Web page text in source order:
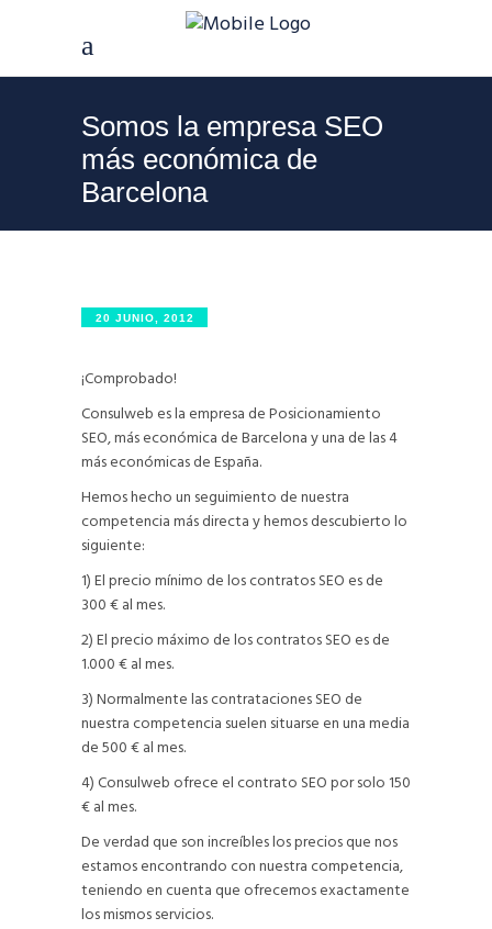
Somos la empresa SEO
más económica de
Barcelona
20 JUNIO, 2012
¡Comprobado!
Consulweb es la empresa de Posicionamiento
SEO, más económica de Barcelona y una de las 4
más económicas de España.
Hemos hecho un seguimiento de nuestra
competencia más directa y hemos descubierto lo
siguiente:
1) El precio mínimo de los contratos SEO es de
300 € al mes.
2) El precio máximo de los contratos SEO es de
1.000 € al mes.
3) Normalmente las contrataciones SEO de
nuestra competencia suelen situarse en una media
de 500 € al mes.
4) Consulweb ofrece el contrato SEO por solo 150
€ al mes.
De verdad que son increíbles los precios que nos
estamos encontrando con nuestra competencia,
teniendo en cuenta que ofrecemos exactamente
los mismos servicios.